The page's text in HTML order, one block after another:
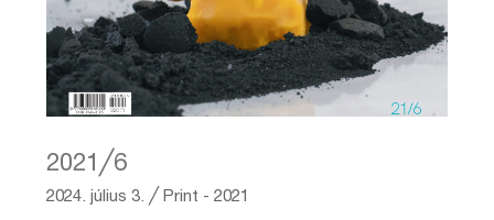
2021╱6
2024. július 3. ╱Print - 2021